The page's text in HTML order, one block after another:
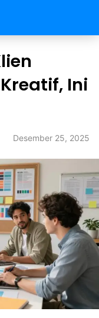
Ini
Desember 25, 2025